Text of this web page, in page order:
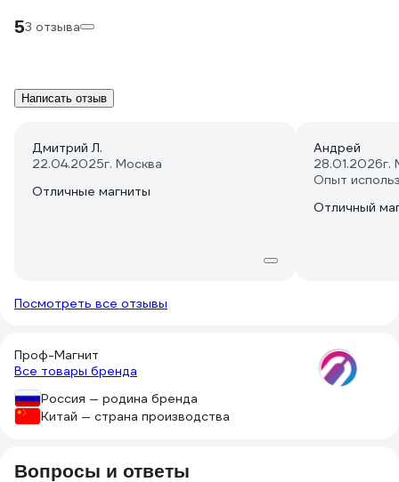
53 отзыва
Написать отзыв
Дмитрий Л.
22.04.2025г. Москва
Отличные магниты
Андрей
28.01.2026г.
Опыт
Отличный
Посмотреть все отзывы
Проф-Магнит
Все товары бренда
Россия — родина бренда
Китай — страна производства
Вопросы и ответы